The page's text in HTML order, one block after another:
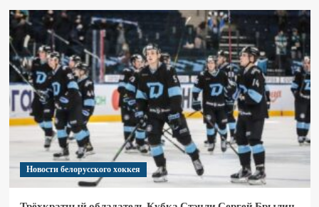
Новости белорусского хоккея